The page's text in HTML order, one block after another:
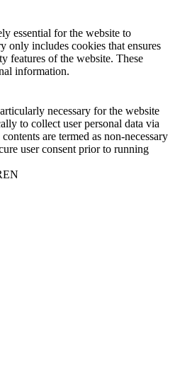
essential for the website to
only includes cookies that ensures
features of the website. These
information.
necessary for the website
to collect user personal data via
are termed as non-necessary
user consent prior to running